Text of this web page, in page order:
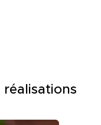
réalisations